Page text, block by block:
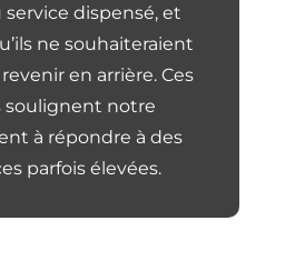
dispensé, et
ne souhaiteraient
en arrière. Ces
soulignent notre
à répondre à des
parfois élevées.